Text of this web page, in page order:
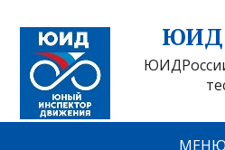
ЮИД
МЕНЮ